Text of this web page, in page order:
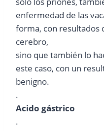
enfermedad de las
forma, con resultados
cerebro,
sino que también lo
este caso, con un
benigno.
.
Acido gástrico
.